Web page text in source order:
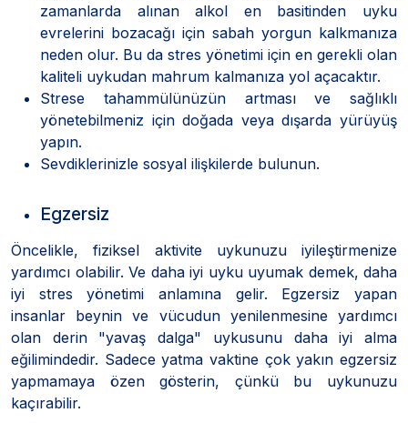
zamanlarda alınan alkol en basitinden uyku
evrelerini bozacağı için sabah yorgun kalkmanıza
neden olur. Bu da stres yönetimi için en gerekli olan
kaliteli uykudan mahrum kalmanıza yol açacaktır.
Strese tahammülünüzün artması ve sağlıklı
yönetebilmeniz için doğada veya dışarda yürüyüş
yapın.
Sevdiklerinizle sosyal ilişkilerde bulunun.
Egzersiz
Öncelikle, fiziksel aktivite uykunuzu iyileştirmenize
yardımcı olabilir. Ve daha iyi uyku uyumak demek, daha
iyi stres yönetimi anlamına gelir. Egzersiz yapan
insanlar beynin ve vücudun yenilenmesine yardımcı
olan derin "yavaş dalga" uykusunu daha iyi alma
eğilimindedir. Sadece yatma vaktine çok yakın egzersiz
yapmamaya özen gösterin, çünkü bu uykunuzu
kaçırabilir.